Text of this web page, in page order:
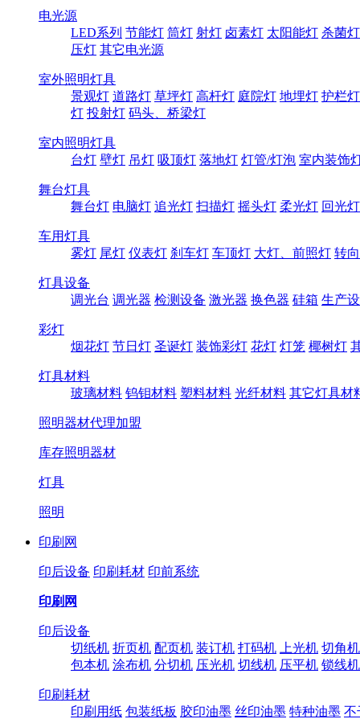
电光源
LED系列 节能灯 筒灯 射灯 卤素灯 太阳能灯 杀菌灯
压灯 其它电光源
室外照明灯具
景观灯 道路灯 草坪灯 高杆灯 庭院灯 地埋灯 护栏灯
灯 投射灯 码头、桥梁灯
室内照明灯具
台灯 壁灯 吊灯 吸顶灯 落地灯 灯管/灯泡 室内装饰
舞台灯具
舞台灯 电脑灯 追光灯 扫描灯 摇头灯 柔光灯 回光灯
车用灯具
雾灯 尾灯 仪表灯 刹车灯 车顶灯 大灯、前照灯 转
灯具设备
调光台 调光器 检测设备 激光器 换色器 硅箱 生产
彩灯
烟花灯 节日灯 圣诞灯 装饰彩灯 花灯 灯笼 椰树灯
灯具材料
玻璃材料 钨钼材料 塑料材料 光纤材料 其它灯具材
照明器材代理加盟
库存照明器材
灯具
照明
印刷网
印后设备 印刷耗材 印前系统
印刷网
印后设备
切纸机 折页机 配页机 装订机 打码机 上光机 切角机
包本机 涂布机 分切机 压光机 切线机 压平机 锁线机
印刷耗材
印刷用纸 包装纸板 胶印油墨 丝印油墨 特种油墨 不